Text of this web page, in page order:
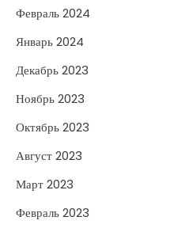
Февраль 2024
Январь 2024
Декабрь 2023
Ноябрь 2023
Октябрь 2023
Август 2023
Март 2023
Февраль 2023